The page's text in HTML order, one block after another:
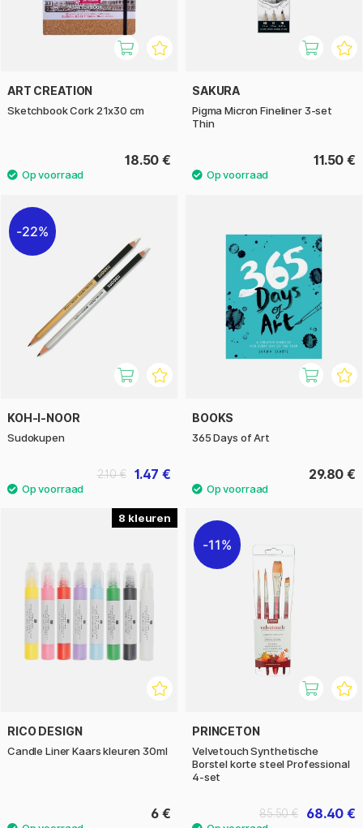
ART CREATION
Sketchbook Cork 21x30 cm
18.50 €
SAKURA
Pigma Micron Fineliner 3-set
Thin
11.50 €
22%
KOH-I-NOOR
Sudokupen
1.47 €
2.10 €
BOOKS
365 Days of Art
29.80 €
8
RICO DESIGN
Candle Liner Kaars kleuren 30ml
6 €
11%
PRINCETON
Velvetouch Synthetische
Borstel korte steel Professional
4-set
68.40 €
85.50 €